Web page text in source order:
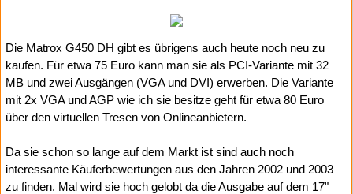
Die Matrox G450 DH gibt es übrigens auch heute noch neu zu
kaufen. Für etwa 75 Euro kann man sie als PCI-Variante mit 32
MB und zwei Ausgängen (VGA und DVI) erwerben. Die Variante
mit 2x VGA und AGP wie ich sie besitze geht für etwa 80 Euro
über den virtuellen Tresen von Onlineanbietern.
Da sie schon so lange auf dem Markt ist sind auch noch
interessante Käuferbewertungen aus den Jahren 2002 und 2003
zu finden. Mal wird sie hoch gelobt da die Ausgabe auf dem 17"